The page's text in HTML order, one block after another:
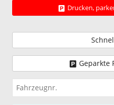
Drucken,
Geparkte
Fahrzeugnr.